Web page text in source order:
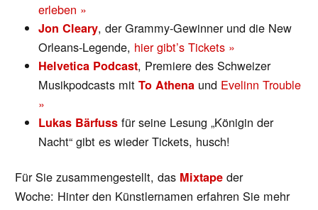
erleben »
Jon Cleary, der Grammy-Gewinner und die New
Orleans-Legende, hier gibt’s Tickets »
Helvetica Podcast, Premiere des Schweizer
Musikpodcasts mit To Athenaund Evelinn Trouble
»
Lukas Bärfussfür seine Lesung „Königin der
Nacht“ gibt es wieder Tickets, husch!
Für Sie zusammengestellt, das Mixtape der
Woche: Hinter den Künstlernamen erfahren Sie mehr